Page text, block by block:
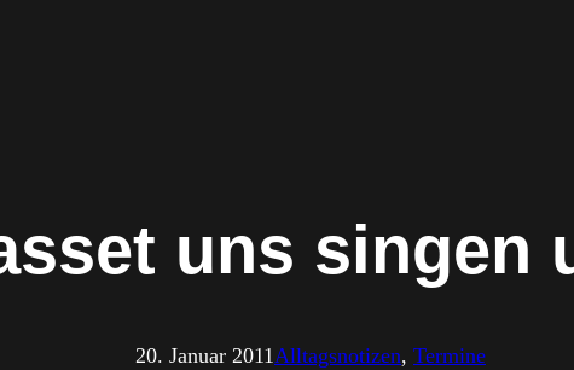
uns singen
20. Januar 2011Alltagsnotizen, Termine